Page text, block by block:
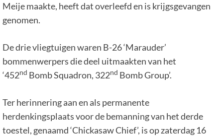
Meije maakte, heeft dat overleefd en is krijgsgevangen
genomen.
De drie vliegtuigen waren B-26 ‘Marauder’
bommenwerpers die deel uitmaakten van het
‘452nd Bomb Squadron, 322nd Bomb Group’.
Ter herinnering aan en als permanente
herdenkingsplaats voor de bemanning van het derde
toestel, genaamd ‘Chickasaw Chief’, is op zaterdag 16